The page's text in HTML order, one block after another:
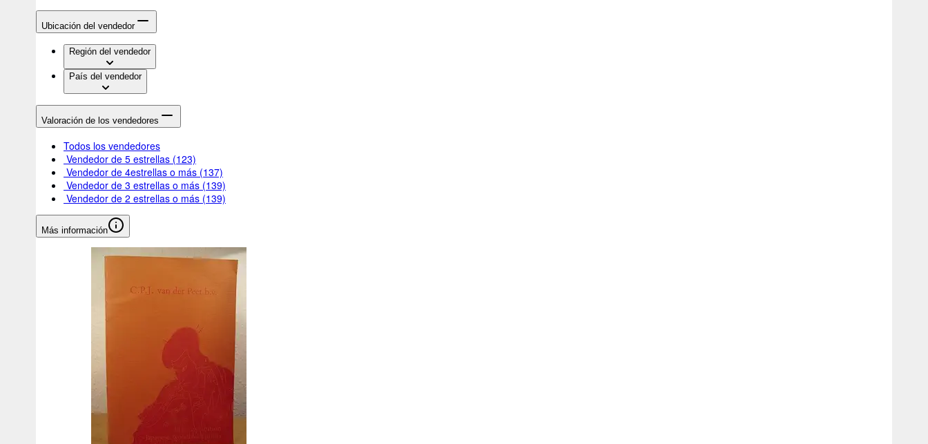
Ubicación del vendedor
Región del vendedor
País del vendedor
Valoración de los vendedores
Todos los vendedores
Vendedor de 5 estrellas (123)
Vendedor de 4estrellas o más (137)
Vendedor de 3 estrellas o más (139)
Vendedor de 2 estrellas o más (139)
Más información